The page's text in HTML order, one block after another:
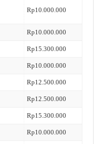
Rp10.000.000
Rp10.000.000
Rp15.300.000
Rp10.000.000
Rp12.500.000
Rp12.500.000
Rp15.300.000
Rp10.000.000